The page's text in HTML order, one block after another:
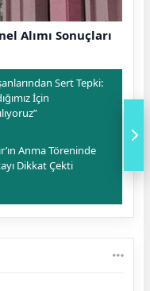
Alımı Sonuçları
Sert Tepki:
İçin
Anma Töreninde
Dikkat Çekti